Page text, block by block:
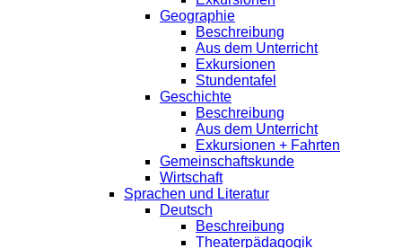
Geographie
Beschreibung
Aus dem Unterricht
Exkursionen
Stundentafel
Geschichte
Beschreibung
Aus dem Unterricht
Exkursionen + Fahrten
Gemeinschaftskunde
Wirtschaft
Sprachen und Literatur
Deutsch
Beschreibung
Theaterpädagogik